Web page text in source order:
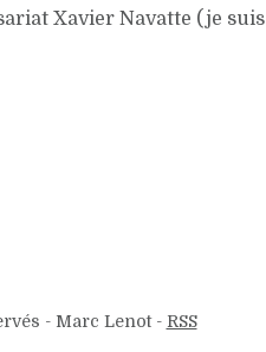
Xavier Navatte (je suis
- Marc Lenot - RSS